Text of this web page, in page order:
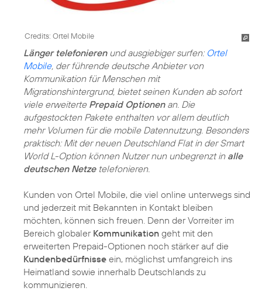
Credits: Ortel Mobile
Länger telefonierenund ausgiebiger surfen: Ortel
Mobile, der führende deutsche Anbieter von
Kommunikation für Menschen mit
Migrationshintergrund, bietet seinen Kunden ab sofort
viele erweiterte Prepaid Optionenan. Die
aufgestockten Pakete enthalten vor allem deutlich
mehr Volumen für die mobile Datennutzung. Besonders
praktisch: Mit der neuen Deutschland Flat in der Smart
World L-Option können Nutzer nun unbegrenzt in alle
deutschen Netzetelefonieren.
Kunden von Ortel Mobile, die viel online unterwegs sind
und jederzeit mit Bekannten in Kontakt bleiben
möchten, können sich freuen. Denn der Vorreiter im
Bereich globaler Kommunikation geht mit den
erweiterten Prepaid-Optionen noch stärker auf die
Kundenbedürfnisse ein, möglichst umfangreich ins
Heimatland sowie innerhalb Deutschlands zu
kommunizieren.